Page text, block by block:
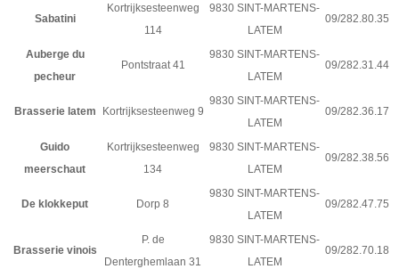
Sabatini
Kortrijksesteenweg
114
9830 SINT-MARTENS-
LATEM
09/282.80.35
Auberge du
pecheur
Pontstraat 41
9830 SINT-MARTENS-
LATEM
09/282.31.44
Brasserie latem Kortrijksesteenweg 9
9830 SINT-MARTENS-
LATEM
09/282.36.17
Guido
meerschaut
Kortrijksesteenweg
134
9830 SINT-MARTENS-
LATEM
09/282.38.56
De klokkeput Dorp 8
9830 SINT-MARTENS-
LATEM
09/282.47.75
Brasserie vinois
P. de
Denterghemlaan 31
9830 SINT-MARTENS-
LATEM
09/282.70.18